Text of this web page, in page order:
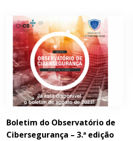
Boletim do Observatório de
Cibersegurança – 3.ª edição